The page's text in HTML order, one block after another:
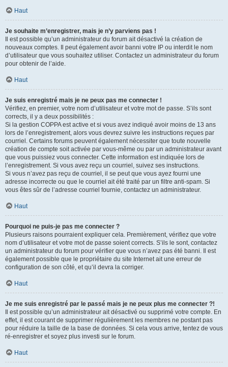
Haut
Je souhaite m’enregistrer, mais je n’y parviens pas !
Il est possible qu’un administrateur du forum ait désactivé la création de
nouveaux comptes. Il peut également avoir banni votre IP ou interdit le nom
d’utilisateur que vous souhaitez utiliser. Contactez un administrateur du forum
pour obtenir de l’aide.
Haut
Je suis enregistré mais je ne peux pas me connecter !
Vérifiez, en premier, votre nom d’utilisateur et votre mot de passe. S’ils sont
corrects, il y a deux possibilités :
Si la gestion COPPA est active et si vous avez indiqué avoir moins de 13 ans
lors de l’enregistrement, alors vous devrez suivre les instructions reçues par
courriel. Certains forums peuvent également nécessiter que toute nouvelle
création de compte soit activée par vous-même ou par un administrateur avant
que vous puissiez vous connecter. Cette information est indiquée lors de
l’enregistrement. Si vous avez reçu un courriel, suivez ses instructions.
Si vous n’avez pas reçu de courriel, il se peut que vous ayez fourni une
adresse incorrecte ou que le courriel ait été traité par un filtre anti-spam. Si
vous êtes sûr de l’adresse courriel fournie, contactez un administrateur.
Haut
Pourquoi ne puis-je pas me connecter ?
Plusieurs raisons pourraient expliquer cela. Premièrement, vérifiez que votre
nom d’utilisateur et votre mot de passe soient corrects. S’ils le sont, contactez
un administrateur du forum pour vérifier que vous n’avez pas été banni. Il est
également possible que le propriétaire du site Internet ait une erreur de
configuration de son côté, et qu’il devra la corriger.
Haut
Je me suis enregistré par le passé mais je ne peux plus me connecter ?!
Il est possible qu’un administrateur ait désactivé ou supprimé votre compte. En
effet, il est courant de supprimer régulièrement les membres ne postant pas
pour réduire la taille de la base de données. Si cela vous arrive, tentez de vous
ré-enregistrer et soyez plus investi sur le forum.
Haut